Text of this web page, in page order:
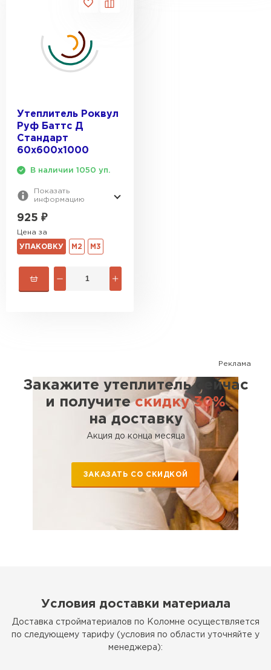
Утеплитель Роквул
Руф Баттс Д
Стандарт
60х600х1000
В наличии 1050 уп.
Показать
информацию
925 ₽
Цена за
УПАКОВКУ М2 М3
Реклама
Закажите утеплитель сейчас
и получитескидку 30%
на доставку
Акция до конца месяца
ЗАКАЗАТЬ СО СКИДКОЙ
Условия доставки материала
Доставка стройматериалов по Коломне осуществляется
по следующему тарифу (условия по области уточняйте у
менеджера):